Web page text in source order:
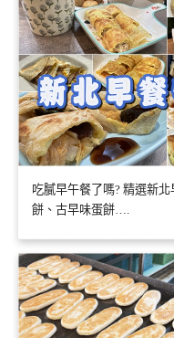
吃膩早午餐了嗎? 精選新
餅、古早味蛋餅….